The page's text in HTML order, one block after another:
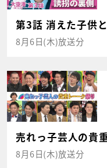
第3話 消えた子供
8月6日(木)放送分
売れっ子芸人の貴
8月6日(木)放送分